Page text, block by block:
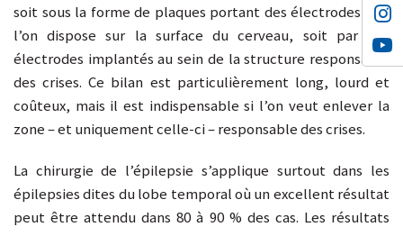
soit sous la forme de plaques portant des électrodes que
l’on dispose sur la surface du cerveau, soit par des
électrodes implantés au sein de la structure responsable
des crises. Ce bilan est particulièrement long, lourd et
coûteux, mais il est indispensable si l’on veut enlever la
zone – et uniquement celle-ci – responsable des crises.
La chirurgie de l’épilepsie s’applique surtout dans les
épilepsies dites du lobe temporal où un excellent résultat
peut être attendu dans 80 à 90 % des cas. Les résultats